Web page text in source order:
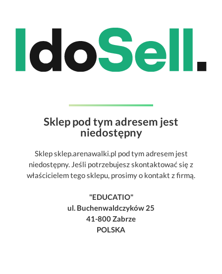
Sklep pod tym adresem jest
niedostępny
Sklep sklep.arenawalki.pl pod tym adresem jest
niedostępny. Jeśli potrzebujesz skontaktować się z
właścicielem tego sklepu, prosimy o kontakt z firmą.
"EDUCATIO"
ul. Buchenwaldczyków 25
41-800 Zabrze
POLSKA